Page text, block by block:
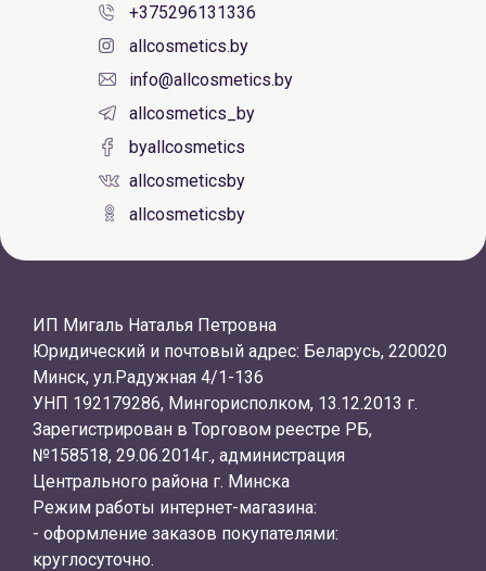
+375296131336
allcosmetics.by
info@allcosmetics.by
allcosmetics_by
byallcosmetics
allcosmeticsby
allcosmeticsby
ИП Мигаль Наталья Петровна
Юридический и почтовый адрес: Беларусь, 220020
Минск, ул.Радужная 4/1-136
УНП 192179286, Мингорисполком, 13.12.2013 г.
Зарегистрирован в Торговом реестре РБ,
№158518, 29.06.2014г., администрация
Центрального района г. Минска
Режим работы интернет-магазина:
- оформление заказов покупателями:
круглосуточно.